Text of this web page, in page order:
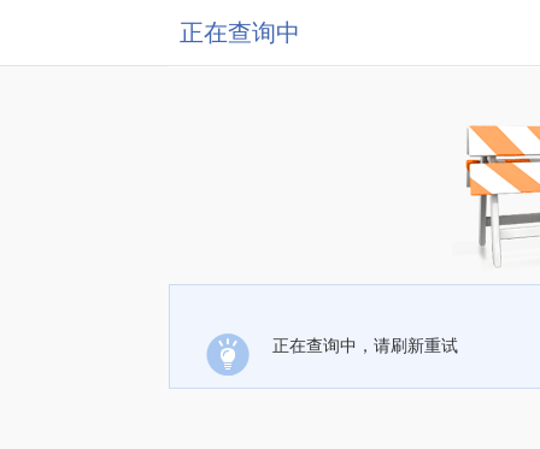
正在查询中
正在查询中，请刷新重试